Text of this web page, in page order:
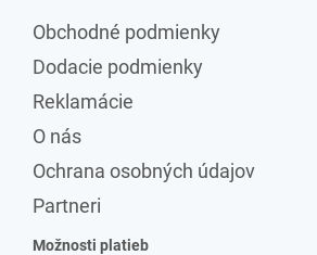
Obchodné podmienky
Dodacie podmienky
Reklamácie
O nás
Ochrana osobných údajov
Partneri
Možnosti platieb